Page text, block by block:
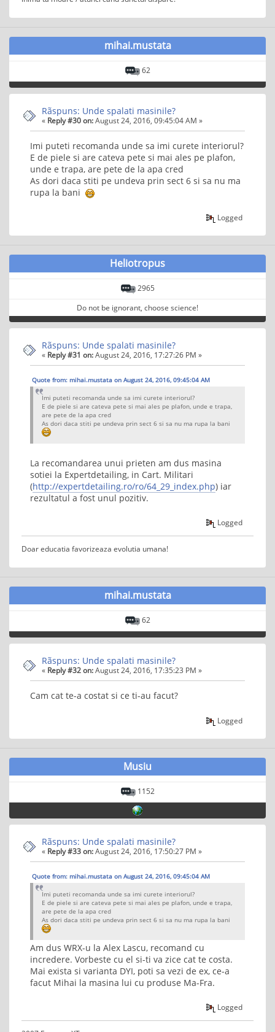
mihai.mustata
62
Rãspuns: Unde spalati masinile?
« Reply #30 on:August 24, 2016, 09:45:04 AM »
Imi puteti recomanda unde sa imi curete interiorul?
E de piele si are cateva pete si mai ales pe plafon,
unde e trapa, are pete de la apa cred
As dori daca stiti pe undeva prin sect 6 si sa nu ma
rupa la bani
Logged
Heliotropus
2965
Do not be ignorant, choose science!
Rãspuns: Unde spalati masinile?
« Reply #31 on:August 24, 2016, 17:27:26 PM »
Quote from: mihai.mustata on August 24, 2016, 09:45:04 AM
Imi puteti recomanda unde sa imi curete interiorul?
E de piele si are cateva pete si mai ales pe plafon, unde e trapa,
are pete de la apa cred
As dori daca stiti pe undeva prin sect 6 si sa nu ma rupa la bani
La recomandarea unui prieten am dus masina
sotiei la Expertdetailing, in Cart. Militari
(http://expertdetailing.ro/ro/64_29_index.php) iar
rezultatul a fost unul pozitiv.
Logged
Doar educatia favorizeaza evolutia umana!
mihai.mustata
62
Rãspuns: Unde spalati masinile?
« Reply #32 on:August 24, 2016, 17:35:23 PM »
Cam cat te-a costat si ce ti-au facut?
Logged
Musiu
1152
Rãspuns: Unde spalati masinile?
« Reply #33 on:August 24, 2016, 17:50:27 PM »
Quote from: mihai.mustata on August 24, 2016, 09:45:04 AM
Imi puteti recomanda unde sa imi curete interiorul?
E de piele si are cateva pete si mai ales pe plafon, unde e trapa,
are pete de la apa cred
As dori daca stiti pe undeva prin sect 6 si sa nu ma rupa la bani
Am dus WRX-u la Alex Lascu, recomand cu
incredere. Vorbeste cu el si-ti va zice cat te costa.
Mai exista si varianta DYI, poti sa vezi de ex, ce-a
facut Mihai la masina lui cu produse Ma-Fra.
Logged